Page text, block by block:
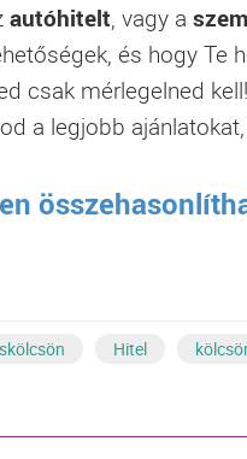
autóhitelt, vagy a
és hogy Te
csak mérlegelned
a legjobb
Hitel